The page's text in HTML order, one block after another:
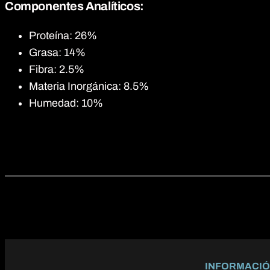
Componentes Analíticos:
Proteína: 26%
Grasa: 14%
Fibra: 2.5%
Materia Inorgánica: 8.5%
Humedad: 10%